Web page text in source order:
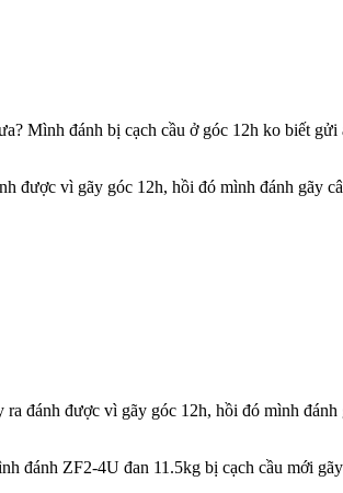
Mình đánh bị cạch cầu ở góc 12h ko biết
được vì gãy góc 12h, hồi đó mình đánh gãy
ra đánh được vì gãy góc 12h, hồi đó mình
đánh ZF2-4U đan 11.5kg bị cạch cầu mới